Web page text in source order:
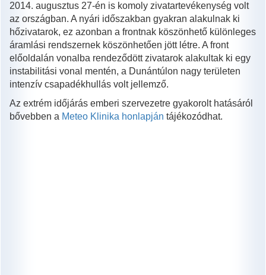
2014. augusztus 27-én is komoly zivatartevékenység volt
az országban. A nyári időszakban gyakran alakulnak ki
hőzivatarok, ez azonban a frontnak köszönhető különleges
áramlási rendszernek köszönhetően jött létre. A front
előoldalán vonalba rendeződött zivatarok alakultak ki egy
instabilitási vonal mentén, a Dunántúlon nagy területen
intenzív csapadékhullás volt jellemző.
Az extrém időjárás emberi szervezetre gyakorolt hatásáról
bővebben a Meteo Klinika honlapján tájékozódhat.